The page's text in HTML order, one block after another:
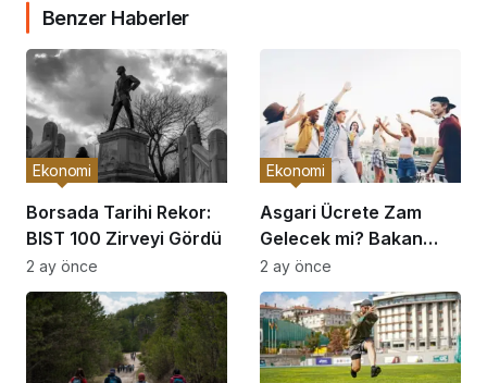
Benzer Haberler
Borsada Tarihi Rekor:
BIST 100 Zirveyi Gördü
Ekonomi
2 ay önce
Asgari Ücrete Zam
Gelecek mi? Bakan
Açıkladı
Ekonomi
2 ay önce